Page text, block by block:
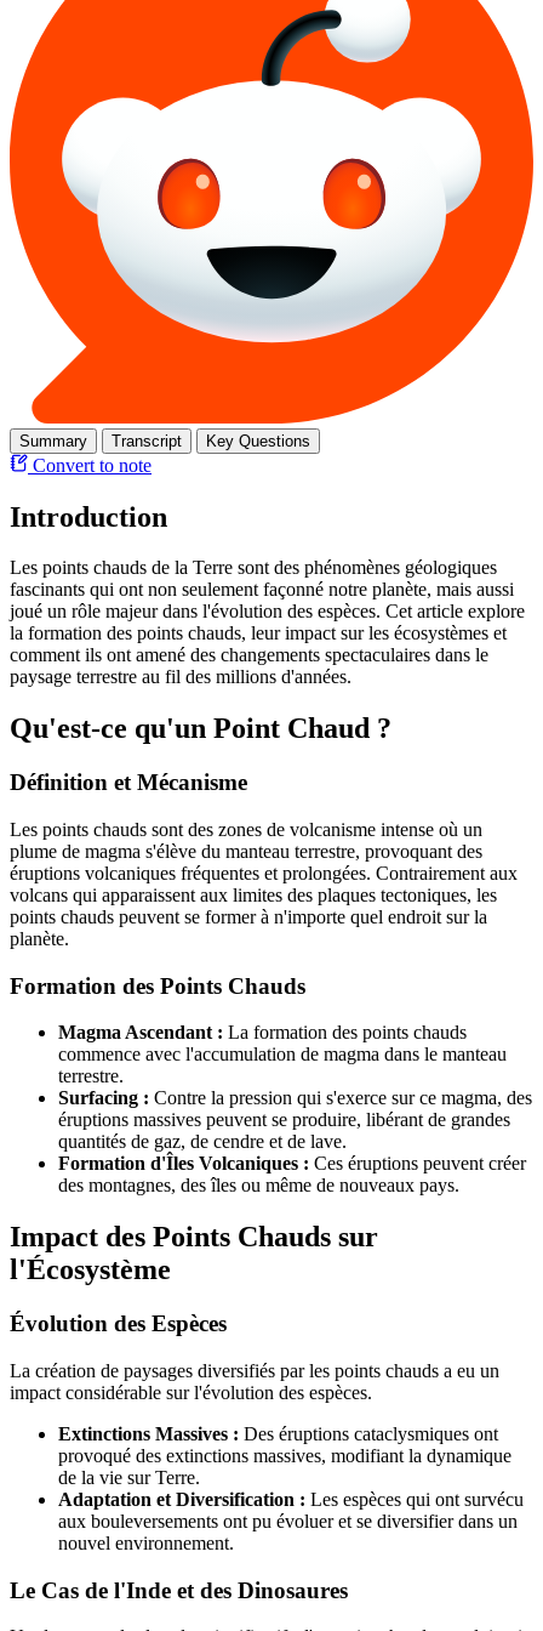
Summary Transcript Key Questions
Convert to note
Introduction
Les points chauds de la Terre sont des phénomènes géologiques
fascinants qui ont non seulement façonné notre planète, mais aussi
joué un rôle majeur dans l'évolution des espèces. Cet article explore
la formation des points chauds, leur impact sur les écosystèmes et
comment ils ont amené des changements spectaculaires dans le
paysage terrestre au fil des millions d'années.
Qu'est-ce qu'un Point Chaud ?
Définition et Mécanisme
Les points chauds sont des zones de volcanisme intense où un
plume de magma s'élève du manteau terrestre, provoquant des
éruptions volcaniques fréquentes et prolongées. Contrairement aux
volcans qui apparaissent aux limites des plaques tectoniques, les
points chauds peuvent se former à n'importe quel endroit sur la
planète.
Formation des Points Chauds
Magma Ascendant : La formation des points chauds
commence avec l'accumulation de magma dans le manteau
terrestre.
Surfacing : Contre la pression qui s'exerce sur ce magma, des
éruptions massives peuvent se produire, libérant de grandes
quantités de gaz, de cendre et de lave.
Formation d'Îles Volcaniques : Ces éruptions peuvent créer
des montagnes, des îles ou même de nouveaux pays.
Impact des Points Chauds sur
l'Écosystème
Évolution des Espèces
La création de paysages diversifiés par les points chauds a eu un
impact considérable sur l'évolution des espèces.
Extinctions Massives : Des éruptions cataclysmiques ont
provoqué des extinctions massives, modifiant la dynamique
de la vie sur Terre.
Adaptation et Diversification : Les espèces qui ont survécu
aux bouleversements ont pu évoluer et se diversifier dans un
nouvel environnement.
Le Cas de l'Inde et des Dinosaures